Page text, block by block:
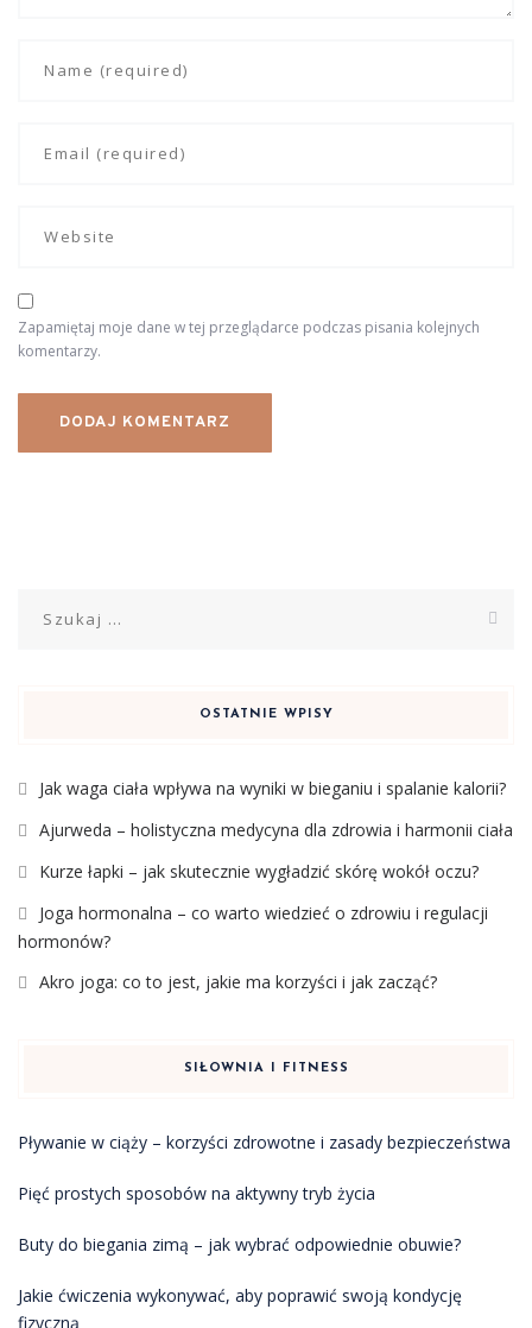
Zapamiętaj moje dane w tej przeglądarce podczas pisania kolejnych
komentarzy.
OSTATNIE WPISY
Jak waga ciała wpływa na wyniki w bieganiu i spalanie kalorii?
Ajurweda – holistyczna medycyna dla zdrowia i harmonii ciała
Kurze łapki – jak skutecznie wygładzić skórę wokół oczu?
Joga hormonalna – co warto wiedzieć o zdrowiu i regulacji
hormonów?
Akro joga: co to jest, jakie ma korzyści i jak zacząć?
SIŁOWNIA I FITNESS
Pływanie w ciąży – korzyści zdrowotne i zasady bezpieczeństwa
Pięć prostych sposobów na aktywny tryb życia
Buty do biegania zimą – jak wybrać odpowiednie obuwie?
Jakie ćwiczenia wykonywać, aby poprawić swoją kondycję
fizyczną